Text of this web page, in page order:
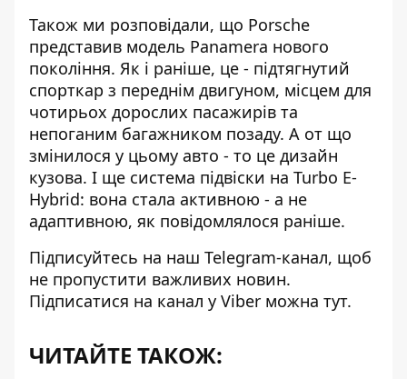
Також ми розповідали, що Porsche
представив модель Panamera нового
покоління. Як і раніше, це - підтягнутий
спорткар з переднім двигуном, місцем для
чотирьох дорослих пасажирів та
непоганим багажником позаду. А от що
змінилося у цьому авто - то це дизайн
кузова. І ще система підвіски на Turbo E-
Hybrid: вона стала активною - а не
адаптивною, як повідомлялося раніше.
Підписуйтесь на наш Telegram-канал, щоб
не пропустити важливих новин.
Підписатися на канал у Viber можна тут.
ЧИТАЙТЕ ТАКОЖ: